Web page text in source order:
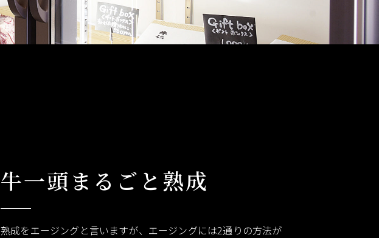
牛一頭まるごと熟成
熟成をエージングと言いますが、エージングには2通りの方法が